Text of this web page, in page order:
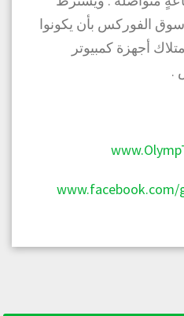
الفوركس بأن يكونوا
، وامتلاك أجهزة كمبيوتر
.
www.facebook.com/